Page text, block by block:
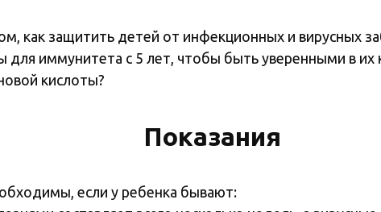
как защитить детей от инфекционных и вирусных
для иммунитета с 5 лет, чтобы быть уверенными в их
кислоты?
Показания
если у ребенка бывают: